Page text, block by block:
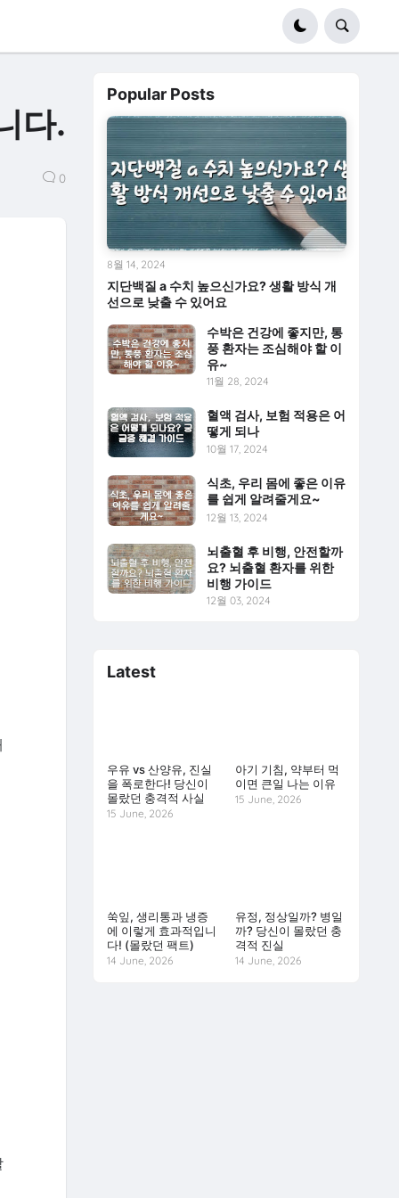
다.
0
Popular Posts
지단백질 a 수치 높으신가요? 생활 방식 개
선으로 낮출 수 있어요
8월 14, 2024
수박은 건강에 좋지만, 통
풍 환자는 조심해야 할 이
유~
11월 28, 2024
혈액 검사, 보험 적용은 어
떻게 되나
10월 17, 2024
식초, 우리 몸에 좋은 이유
를 쉽게 알려줄게요~
12월 13, 2024
뇌출혈 후 비행, 안전할까
요? 뇌출혈 환자를 위한
비행 가이드
12월 03, 2024
Latest
우유 vs 산양유, 진실
을 폭로한다! 당신이
몰랐던 충격적 사실
15 June, 2026
아기 기침, 약부터 먹
이면 큰일 나는 이유
15 June, 2026
쑥잎, 생리통과 냉증
에 이렇게 효과적입니
다! (몰랐던 팩트)
14 June, 2026
유정, 정상일까? 병일
까? 당신이 몰랐던 충
격적 진실
14 June, 2026